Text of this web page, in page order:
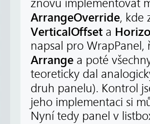
znovu implementovat
ArrangeOverride, kde
VerticalOffset a
napsal pro
Arrange a poté
teoreticky dal
druh panelu). Kontrol
jeho implementaci si
Nyní tedy panel v